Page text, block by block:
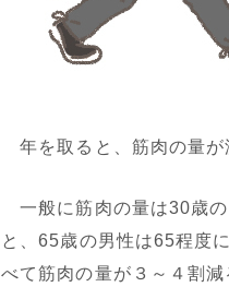
年を取ると、筋肉の量が
一般に筋肉の量は30歳の
と、65歳の男性は65程度
べて筋肉の量が３～４割減